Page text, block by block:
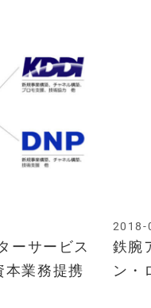
ーサービス
本業務提携
鉄腕
ン・
2018-